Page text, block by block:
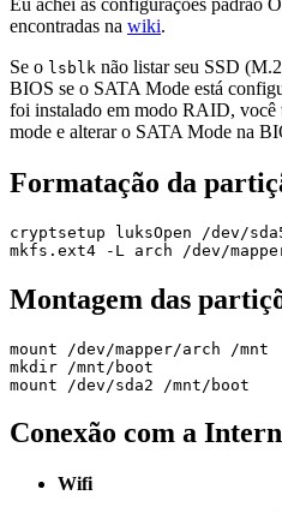
encontradas na wiki.
Se o lsblk não listar seu SSD
BIOS se o SATA Mode está
foi instalado em modo RAID, você
mode e alterar o SATA Mode na
Formatação da
Montagem das
Conexão com a
Wifi